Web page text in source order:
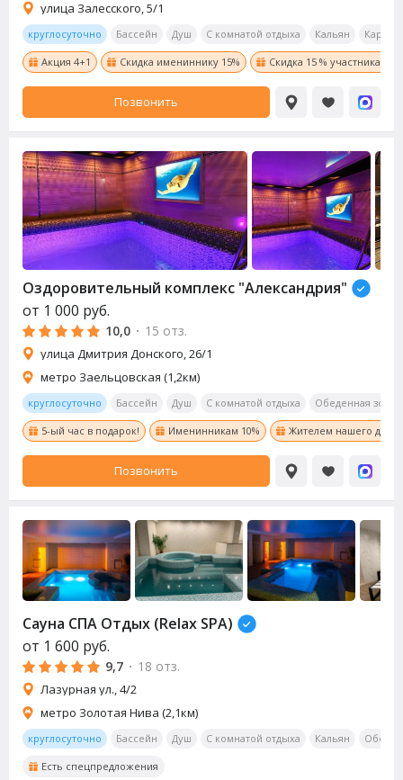
улица Залесского, 5/1
круглосуточно Бассейн Душ С комнатой отдыха Кальян
Акция 4+1 Скидка имениннику 15% Скидка 15 % участникам
Позвонить
Оздоровительный комплекс "Александрия"
от 1 000 руб.
10,0 · 15 отз.
улица Дмитрия Донского, 26/1
метро Заельцовская (1,2км)
круглосуточно Бассейн Душ С комнатой отдыха Обеденная зона
5-ый час в подарок! Именинникам 10% Жителем нашего дома
Позвонить
Сауна СПА Отдых (Relax SPA)
от 1 600 руб.
9,7 · 18 отз.
Лазурная ул., 4/2
метро Золотая Нива (2,1км)
круглосуточно Бассейн Душ С комнатой отдыха Кальян
Есть спецпредложения